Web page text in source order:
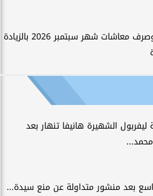
موعد وصرف معاشات شهر سبتمبر 2026 بالزيادة
الشهيرة هانيفا تنهار بعد
محمد...
بعد منشور متداولة عن منع سيدة...